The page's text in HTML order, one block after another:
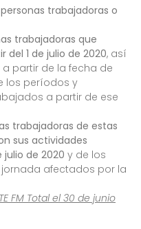
trabajadoras o
trabajadoras que
del 1 de julio de 2020, así
partir de la fecha de
los períodos y
a partir de ese
trabajadoras de estas
sus actividades
julio de 2020 y de los
afectados por la
FM Total el 30 de junio